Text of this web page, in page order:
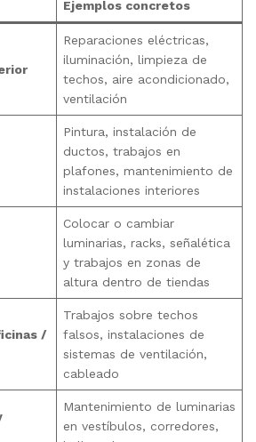
Ejemplos concretos
Reparaciones eléctricas,
iluminación, limpieza de
techos, aire acondicionado,
ventilación
Pintura, instalación de
ductos, trabajos en
plafones, mantenimiento de
instalaciones interiores
Colocar o cambiar
luminarias, racks, señalética
y trabajos en zonas de
altura dentro de tiendas
/
Trabajos sobre techos
falsos, instalaciones de
sistemas de ventilación,
cableado
Mantenimiento de luminarias
en vestíbulos, corredores,